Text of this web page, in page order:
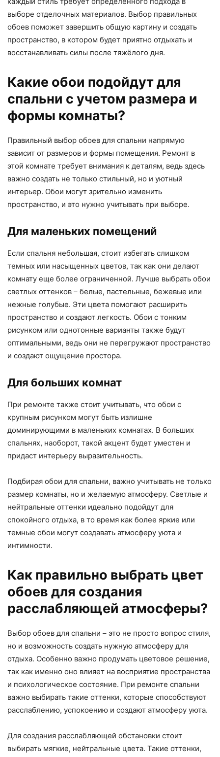
выборе отделочных материалов. Выбор правильных
обоев поможет завершить общую картину и создать
пространство, в котором будет приятно отдыхать и
восстанавливать силы после тяжёлого дня.
Какие обои подойдут для
спальни с учетом размера и
формы комнаты?
Правильный выбор обоев для спальни напрямую
зависит от размеров и формы помещения. Ремонт в
этой комнате требует внимания к деталям, ведь здесь
важно создать не только стильный, но и уютный
интерьер. Обои могут зрительно изменить
пространство, и это нужно учитывать при выборе.
Для маленьких помещений
Если спальня небольшая, стоит избегать слишком
темных или насыщенных цветов, так как они делают
комнату еще более ограниченной. Лучше выбрать обои
светлых оттенков – белые, пастельные, бежевые или
нежные голубые. Эти цвета помогают расширить
пространство и создают легкость. Обои с тонким
рисунком или однотонные варианты также будут
оптимальными, ведь они не перегружают пространство
и создают ощущение простора.
Для больших комнат
При ремонте также стоит учитывать, что обои с
крупным рисунком могут быть излишне
доминирующими в маленьких комнатах. В больших
спальнях, наоборот, такой акцент будет уместен и
придаст интерьеру выразительность.
Подбирая обои для спальни, важно учитывать не только
размер комнаты, но и желаемую атмосферу. Светлые и
нейтральные оттенки идеально подойдут для
спокойного отдыха, в то время как более яркие или
темные обои могут создавать атмосферу уюта и
интимности.
Как правильно выбрать цвет
обоев для создания
расслабляющей атмосферы?
Выбор обоев для спальни – это не просто вопрос стиля,
но и возможность создать нужную атмосферу для
отдыха. Особенно важно продумать цветовое решение,
так как именно оно влияет на восприятие пространства
и психологическое состояние. При ремонте спальни
важно выбирать такие оттенки, которые способствуют
расслаблению, успокоению и создают атмосферу уюта.
Для создания расслабляющей обстановки стоит
выбирать мягкие, нейтральные цвета. Такие оттенки,